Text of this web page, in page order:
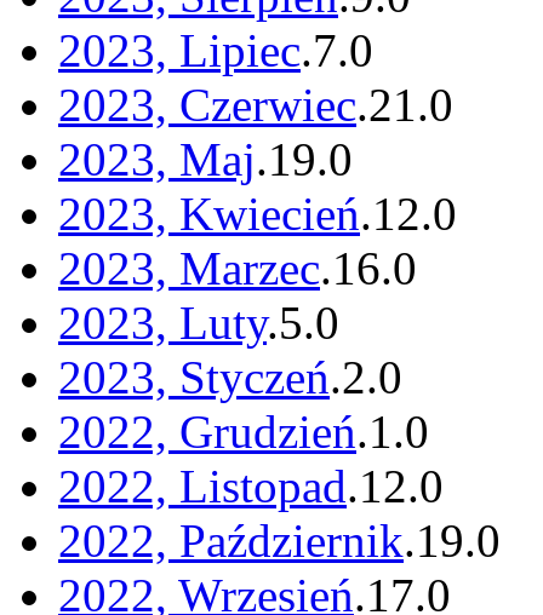
2023, Lipiec.7.0
2023, Czerwiec.21.0
2023, Maj.19.0
2023, Kwiecień.12.0
2023, Marzec.16.0
2023, Luty.5.0
2023, Styczeń.2.0
2022, Grudzień.1.0
2022, Listopad.12.0
2022, Październik.19.0
2022, Wrzesień.17.0